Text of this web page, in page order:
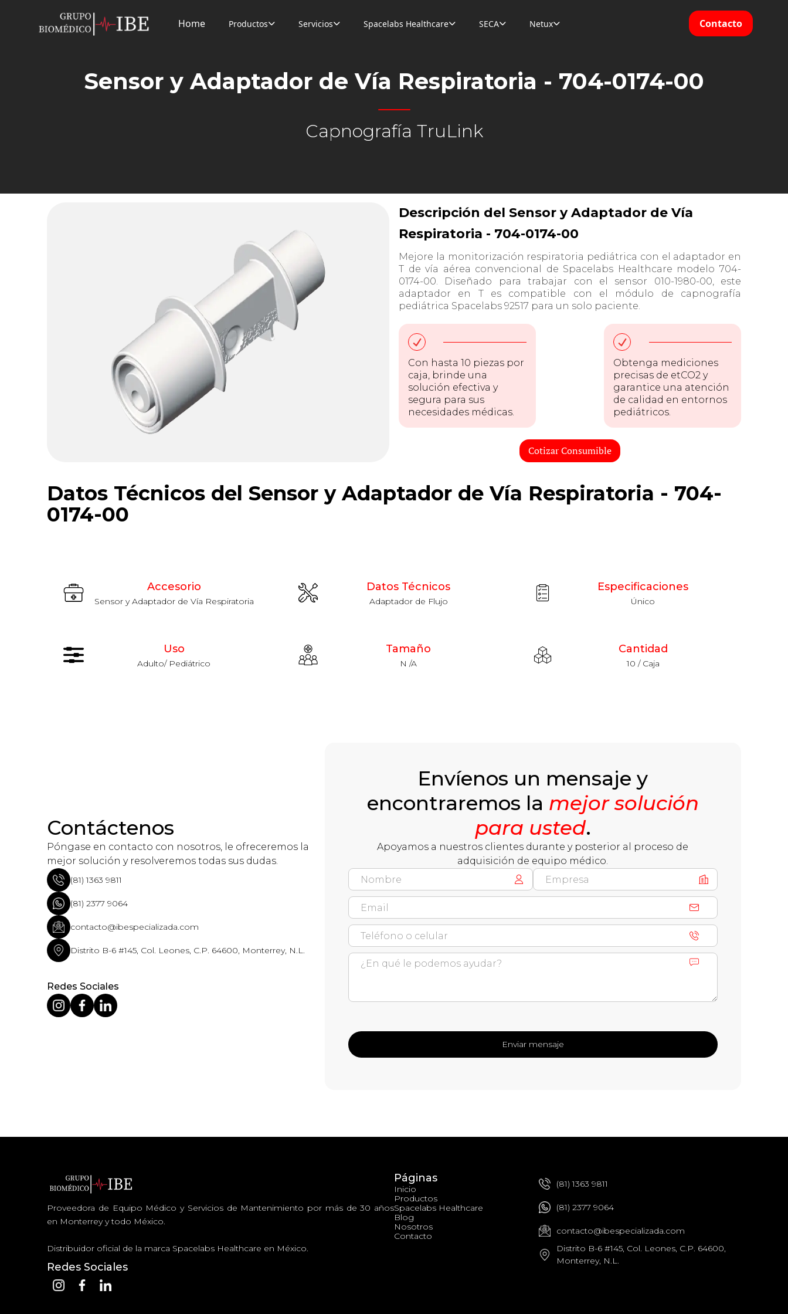
Home Productos Servicios Spacelabs Healthcare SECA Netux Contacto
Sensor y Adaptador de Vía Respiratoria - 704-0174-00
Capnografía TruLink
Descripción del Sensor y Adaptador de Vía
Respiratoria - 704-0174-00
Mejore la monitorización respiratoria pediátrica con el adaptador en
T de vía aérea convencional de Spacelabs Healthcare modelo 704-
0174-00. Diseñado para trabajar con el sensor 010-1980-00, este
adaptador en T es compatible con el módulo de capnografía
pediátrica Spacelabs 92517 para un solo paciente.
Con hasta 10 piezas por
caja, brinde una
solución efectiva y
segura para sus
necesidades médicas.
Obtenga mediciones
precisas de etCO2 y
garantice una atención
de calidad en entornos
pediátricos.
Cotizar Consumible
Datos Técnicos del Sensor y Adaptador de Vía Respiratoria - 704-
0174-00
Accesorio
Sensor y Adaptador de Vía Respiratoria
Datos Técnicos
Adaptador de Flujo
Especificaciones
Único
Uso
Adulto/ Pediátrico
Tamaño
N /A
Cantidad
10 / Caja
Contáctenos
Póngase en contacto con nosotros, le ofreceremos la
mejor solución y resolveremos todas sus dudas.
(81) 1363 9811
(81) 2377 9064
contacto@ibespecializada.com
Distrito B-6 #145, Col. Leones, C.P. 64600, Monterrey, N.L.
Redes Sociales
Envíenos un mensaje y
encontraremos la mejor solución
para usted.
Apoyamos a nuestros clientes durante y posterior al proceso de
adquisición de equipo médico.
Proveedora de Equipo Médico y Servicios de Mantenimiento por más de 30 años
en Monterrey y todo México.
Distribuidor oficial de la marca Spacelabs Healthcare en México.
Redes Sociales
Páginas
Inicio
Productos
Spacelabs Healthcare
Blog
Nosotros
Contacto
(81) 1363 9811
(81) 2377 9064
contacto@ibespecializada.com
Distrito B-6 #145, Col. Leones, C.P. 64600,
Monterrey, N.L.